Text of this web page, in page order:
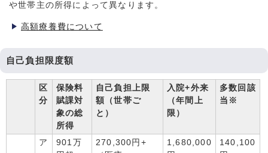
や世帯主の所得によって異なります。
高額療養費について
自己負担限度額
区
分
保険料
賦課対
象の総
所得
自己負担上限
額（世帯ご
と）
入院+外来
（年間上
限）
多数回該
当※
ア
901万
270,300円+
1,680,000
140,100